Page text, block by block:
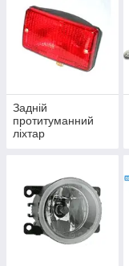
Задній
протитуманний
ліхтар